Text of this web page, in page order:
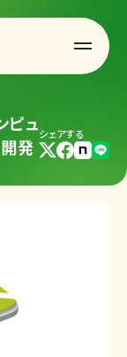
ピュ
発
シェアする